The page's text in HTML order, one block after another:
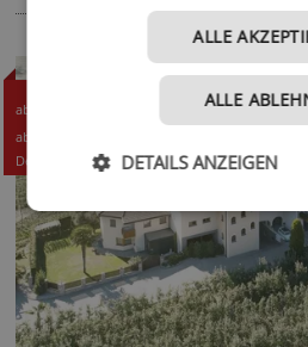
ab
ab
Details +
ALLE
ALLE
DETAILS ANZEIGEN